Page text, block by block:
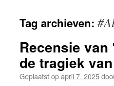
Tag archieven:
Recensie van
de tragiek
Geplaatst opapril 7, 2025